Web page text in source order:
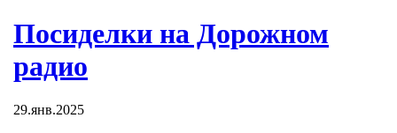
Посиделки на Дорожном
радио
29.янв.2025